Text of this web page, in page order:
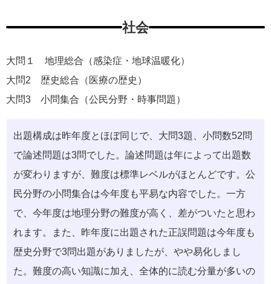
社会
大問１ 地理総合（感染症・地球温暖化）
大問2 歴史総合（医療の歴史）
大問3 小問集合（公民分野・時事問題）
出題構成は昨年度とほぼ同じで、大問3題、小問数52問
で論述問題は3問でした。論述問題は年によって出題数
が変わりますが、難度は標準レベルがほとんどです。公
民分野の小問集合は今年度も平易な内容でした。一方
で、今年度は地理分野の難度が高く、差がついたと思わ
れます。また、昨年度に出題された正誤問題は今年度も
歴史分野で3問出題がありましたが、やや易化しまし
た。難度の高い知識に加え、全体的に読む分量が多いの